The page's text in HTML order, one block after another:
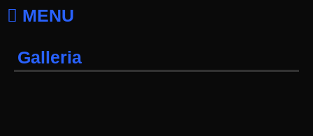
MENU
Galleria